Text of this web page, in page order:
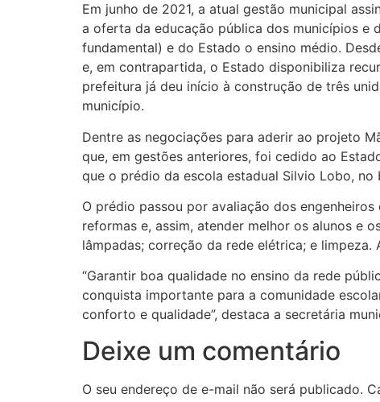
Em junho de 2021, a atual gestão municipal
a oferta da educação pública dos municípios e
fundamental) e do Estado o ensino médio.
e, em contrapartida, o Estado disponibiliza
prefeitura já deu início à construção de três
município.
Dentre as negociações para aderir ao projeto
que, em gestões anteriores, foi cedido ao
que o prédio da escola estadual Silvio Lobo,
O prédio passou por avaliação dos
reformas e, assim, atender melhor os alunos e
lâmpadas; correção da rede elétrica; e
“Garantir boa qualidade no ensino da rede
conquista importante para a comunidade
conforto e qualidade”, destaca a secretária
Deixe um comentário
O seu endereço de e-mail não será publicado.